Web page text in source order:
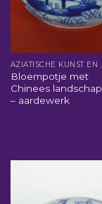
Bloempotje met
Chinees landschap
– aardewerk